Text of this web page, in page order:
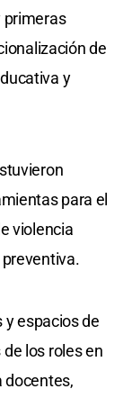
primeras
de
y
para el
violencia
y espacios de
los roles en
docentes,